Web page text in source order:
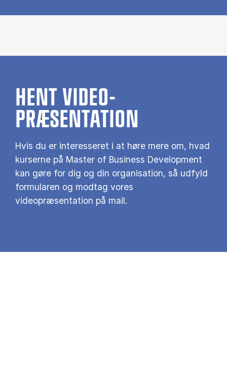
HENT VIDEO-
PRÆSENTATION
Hvis du er interesseret i at høre mere om, hvad
kurserne på Master of Business Development
kan gøre for dig og din organisation, så udfyld
formularen og modtag vores
videopræsentation på mail.